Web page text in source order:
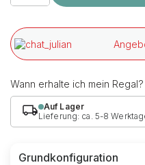
Wann erhalte ich mein Regal?
Auf Lager
Lieferung: ca. 5-8
Grundkonfiguration